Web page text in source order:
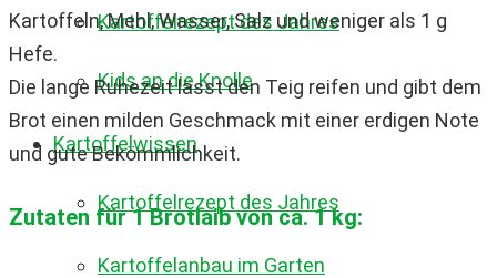
Kartoffelrezept des Jahres
Kartoffelwissen
Kartoffelanbau im Garten
Kids an die Knolle
Kartoffelrezept des Jahres
Kartoffeln, Mehl, Wasser, Salz und weniger als 1 g
Hefe.
Die lange Ruhezeit lässt den Teig reifen und gibt dem
Brot einen milden Geschmack mit einer erdigen Note
und gute Bekömmlichkeit.
Zutaten für 1 Brotlaib von ca. 1 kg: